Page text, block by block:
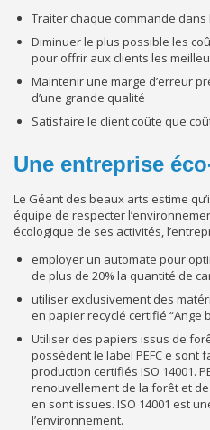
Traiter chaque commande
Diminuer le plus possible les
pour offrir aux clients les
Maintenir une marge d’erreur
d’une grande qualité
Satisfaire le client coûte que
Une entreprise
Le Géant des beaux arts estime
équipe de respecter
écologique de ses activités,
employer un automate pour
de plus de 20% la quantité de
utiliser exclusivement des
en papier recyclé certifié “Ange
Utiliser des papiers issus de
possèdent le label PEFC e sont
production certifiés ISO 14001.
renouvellement de la forêt et
en sont issues. ISO 14001 est
l’environnement.